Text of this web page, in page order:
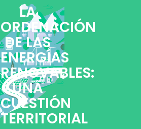
LA
ORDENACIÓN
DE LAS
ENERGÍAS
RENOVABLES:
UNA
CUESTIÓN
TERRITORIAL